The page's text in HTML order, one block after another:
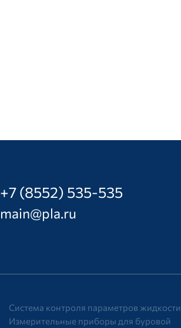
+7 (8552) 535-535
main@pla.ru
Система контроля параметров жидкости
Измерительные приборы для буровой